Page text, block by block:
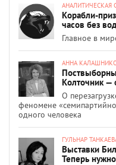
АНАЛИТИЧЕСКАЯ
Корабли-
часов без
Главное в
АННА
Колточник —
О
феномене
одного человека
ГУЛЬНАР
Выставки
Теперь